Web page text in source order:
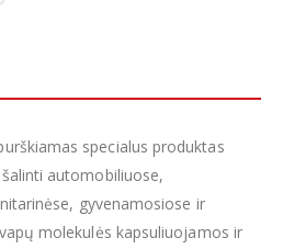
specialus produktas
automobiliuose,
gyvenamosiose ir
molekulės kapsuliuojamos ir